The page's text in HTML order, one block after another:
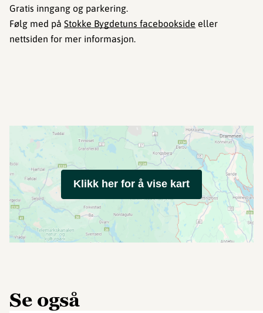
Gratis inngang og parkering.
Følg med på Stokke Bygdetuns facebookside eller
nettsiden for mer informasjon.
Klikk her for å vise kart
Se også